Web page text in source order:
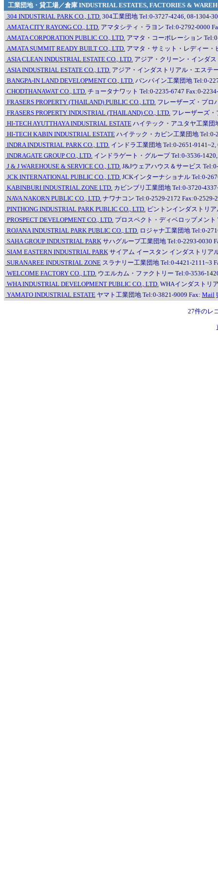
工業団地・貸工場／倉庫 INDUSTRIAL ESTATES, FACTORIES &
304 INDUSTRIAL PARK CO., LTD. 304工業団地 Tel:0-3727-4246, 08-1304-
AMATA CITY RAYONG CO., LTD. アマタシティ・ラヨン Tel:0-2792-0000
AMATA CORPORATION PUBLIC CO., LTD. アマタ・コーポレーション
AMATA SUMMIT READY BUILT CO., LTD. アマタ・サミット・レディー・
ASIA CLEAN INDUSTRIAL ESTATE CO., LTD. アジア・クリーン・インダス
ASIA INDUSTRIAL ESTATE CO., LTD. アジア・インダストリアル・エステ
BANGPA-IN LAND DEVELOPMENT CO., LTD. バンパイン工業団地 Tel:0-
CHODTHANAWAT CO., LTD. チョータナワット Tel:0-2235-6747 Fax:0-
FRASERS PROPERTY (THAILAND) PUBLIC CO., LTD. フレーザーズ・プロ
FRASERS PROPERTY INDUSTRIAL (THAILAND) CO., LTD. フレーザーズ・
HI-TECH AYUTTHAYA INDUSTRIAL ESTATE ハイテック・アユタヤ工業団
HI-TECH KABIN INDUSTRIAL ESTATE ハイテック・カビン工業団地 Tel:0-
INDRA INDUSTRIAL PARK CO., LTD. インドラ工業団地 Tel:0-2651-
INDRAGATE GROUP CO., LTD. インドラゲート・グループ Tel:0-3536-
J & J WAREHOUSE & SERVICE CO., LTD. J&Jウェアハウス＆サービス
JCK INTERNATIONAL PUBLIC CO., LTD. JCKインターナショナル Tel:0-
KABINBURI INDUSTRIAL ZONE LTD. カビンブリ工業団地 Tel:0-3720-
NAVA NAKORN PUBLIC CO., LTD. ナワナコン Tel:0-2529-2172 Fax:0-2529-
PINTHONG INDUSTRIAL PARK PUBLIC CO., LTD. ピントンインダストリ
PROSPECT DEVELOPMENT CO., LTD. プロスペクト・ディベロップメント
ROJANA INDUSTRIAL PARK PUBLIC CO., LTD. ロジャナ工業団地 Tel:0-
SAHA GROUP INDUSTRIAL PARK サハグループ工業団地 Tel:0-2293-0030
SIAM EASTERN INDUSTRIAL PARK サイアム イースタン インダストリア
SURANAREE INDUSTRIAL ZONE スラナリー工業団地 Tel:0-4421-2111~3
WELCOME FACTORY CO., LTD. ウエルカム・ファクトリー Tel:0-3536-
WHA INDUSTRIAL DEVELOPMENT PUBLIC CO., LTD. WHAインダストリ
YAMATO INDUSTRIAL ESTATE ヤマト工業団地 Tel:0-3821-9009 Fax: Mail
27件のレ